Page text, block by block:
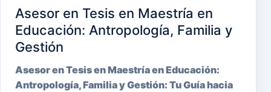
Asesor en Tesis en Maestría en
Educación: Antropología, Familia y
Gestión
Asesor en Tesis en Maestría en Educación:
Antropología, Familia y Gestión: Tu Guía hacia